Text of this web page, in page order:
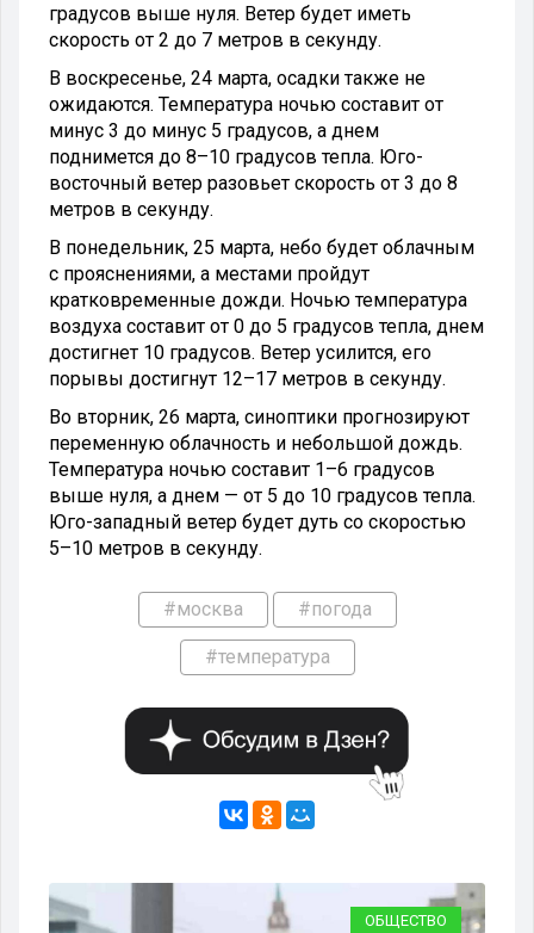
градусов выше нуля. Ветер будет иметь
скорость от 2 до 7 метров в секунду.
В воскресенье, 24 марта, осадки также не
ожидаются. Температура ночью составит от
минус 3 до минус 5 градусов, а днем
поднимется до 8–10 градусов тепла. Юго-
восточный ветер разовьет скорость от 3 до 8
метров в секунду.
В понедельник, 25 марта, небо будет облачным
с прояснениями, а местами пройдут
кратковременные дожди. Ночью температура
воздуха составит от 0 до 5 градусов тепла, днем
достигнет 10 градусов. Ветер усилится, его
порывы достигнут 12–17 метров в секунду.
Во вторник, 26 марта, синоптики прогнозируют
переменную облачность и небольшой дождь.
Температура ночью составит 1–6 градусов
выше нуля, а днем — от 5 до 10 градусов тепла.
Юго-западный ветер будет дуть со скоростью
5–10 метров в секунду.
#москва #погода
#температура
ОБЩЕСТВО